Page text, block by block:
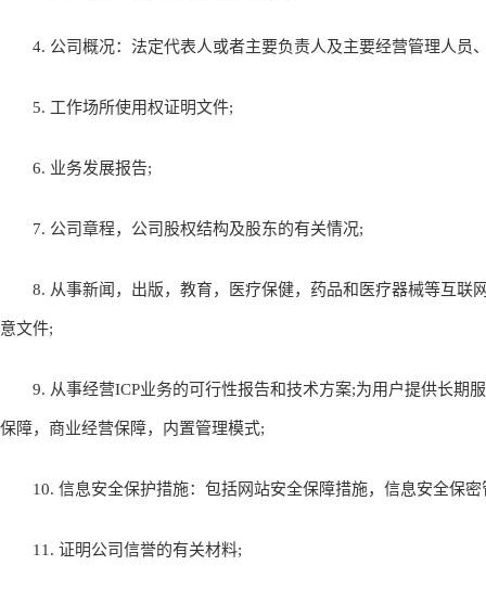
4. 公司概况：法定代表人或者主要负责人及主要经营管理人员
5. 工作场所使用权证明文件;
6. 业务发展报告;
7. 公司章程，公司股权结构及股东的有关情况;
8. 从事新闻，出版，教育，医疗保健，药品和医疗器械等互联
意文件;
9. 从事经营ICP业务的可行性报告和技术方案;为用户提供长期
保障，商业经营保障，内置管理模式;
10. 信息安全保护措施：包括网站安全保障措施，信息安全保密
11. 证明公司信誉的有关材料;